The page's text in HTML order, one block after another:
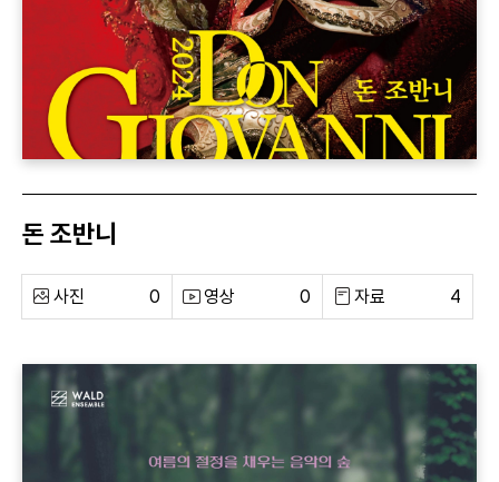
돈 조반니
사진 0 영상 0 자료 4